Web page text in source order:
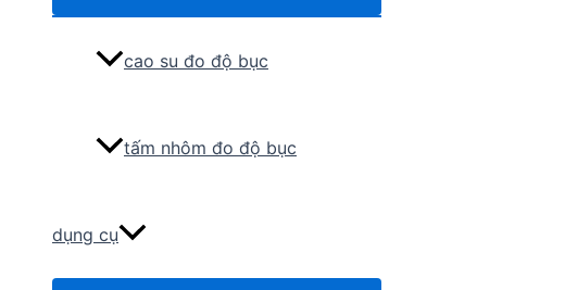
cao su đo độ bục
tấm nhôm đo độ bục
dụng cụ